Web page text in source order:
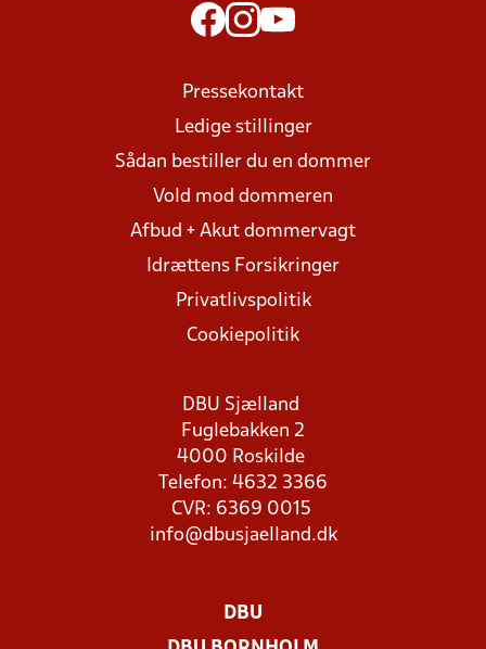
Pressekontakt
Ledige stillinger
Sådan bestiller du en dommer
Vold mod dommeren
Afbud + Akut dommervagt
Idrættens Forsikringer
Privatlivspolitik
Cookiepolitik
DBU Sjælland
Fuglebakken 2
4000 Roskilde
Telefon: 4632 3366
CVR: 6369 0015
info@dbusjaelland.dk
DBU